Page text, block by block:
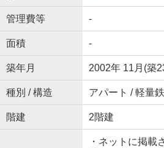
管理費等 -
面積 -
築年月 2002年 11月(築
種別 / 構造 アパート / 軽量
階建 2階建
・ネットに掲載